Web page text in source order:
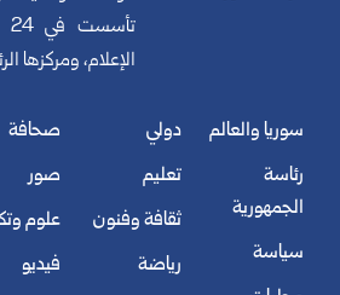
الإعلام،
سوريا والعالم
رئاسة
الجمهورية
سياسة
دولي
تعليم
ثقافة وفنون
رياضة
صحافة
صور
علوم
فيديو